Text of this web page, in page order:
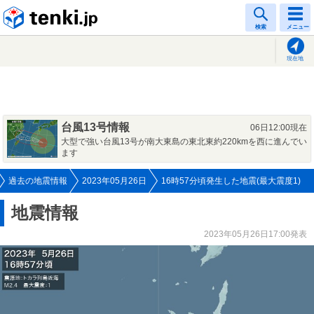
検索 メニュー
現在地
台風13号情報
06日12:00現在
大型で強い台風13号が南大東島の東北東約220kmを西に進んでい
ます
過去の地震情報 2023年05月26日 16時57分頃発生した地震(最大震度1)
地震情報
2023年05月26日17:00発表